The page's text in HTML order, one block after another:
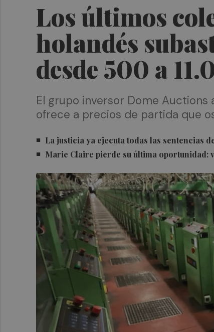
Los últimos
holandés
desde 500 a
El grupo inversor Dome Auctions
ofrece a precios de partida que
La justicia ya ejecuta todas las sentencias
Marie Claire pierde su última oportunidad: